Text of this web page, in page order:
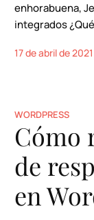
enhorabuena,
integrados
17 de abril de 2021
WORDPRESS
Cómo
de
en